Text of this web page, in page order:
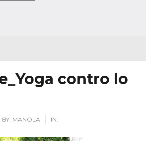
contro lo
BY: MANOLA IN: